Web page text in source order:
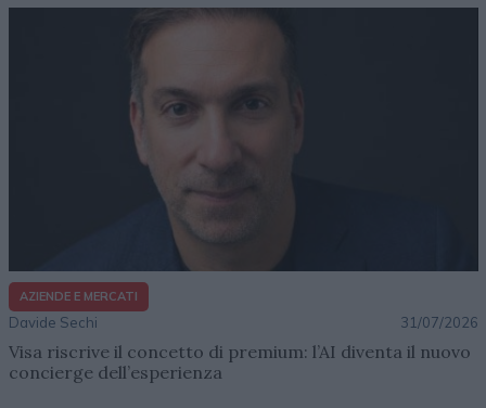
AZIENDE E MERCATI
Davide Sechi 31/07/2026
Visa riscrive il concetto di premium: l’AI diventa il nuovo
concierge dell’esperienza